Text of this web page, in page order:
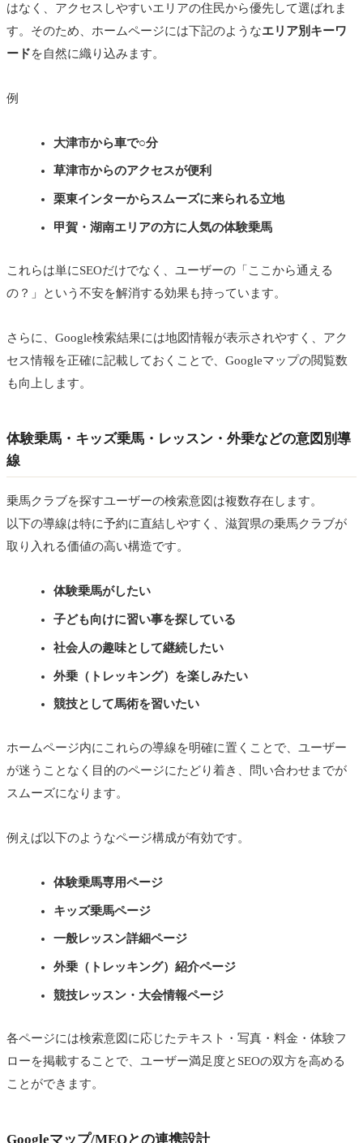
はなく、アクセスしやすいエリアの住民から優先して選ばれま
す。そのため、ホームページには下記のようなエリア別キーワ
ードを自然に織り込みます。
例
大津市から車で○分
草津市からのアクセスが便利
栗東インターからスムーズに来られる立地
甲賀・湖南エリアの方に人気の体験乗馬
これらは単にSEOだけでなく、ユーザーの「ここから通える
の？」という不安を解消する効果も持っています。
さらに、Google検索結果には地図情報が表示されやすく、アク
セス情報を正確に記載しておくことで、Googleマップの閲覧数
も向上します。
体験乗馬・キッズ乗馬・レッスン・外乗などの意図別導
線
乗馬クラブを探すユーザーの検索意図は複数存在します。
以下の導線は特に予約に直結しやすく、滋賀県の乗馬クラブが
取り入れる価値の高い構造です。
体験乗馬がしたい
子ども向けに習い事を探している
社会人の趣味として継続したい
外乗（トレッキング）を楽しみたい
競技として馬術を習いたい
ホームページ内にこれらの導線を明確に置くことで、ユーザー
が迷うことなく目的のページにたどり着き、問い合わせまでが
スムーズになります。
例えば以下のようなページ構成が有効です。
体験乗馬専用ページ
キッズ乗馬ページ
一般レッスン詳細ページ
外乗（トレッキング）紹介ページ
競技レッスン・大会情報ページ
各ページには検索意図に応じたテキスト・写真・料金・体験フ
ローを掲載することで、ユーザー満足度とSEOの双方を高める
ことができます。
Googleマップ/MEOとの連携設計